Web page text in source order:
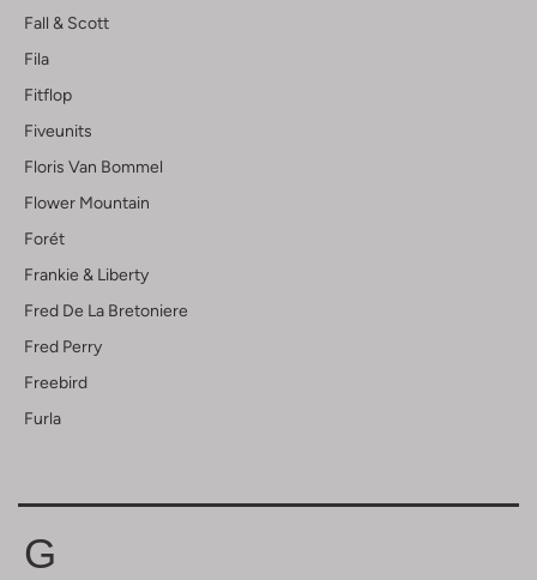
Fall & Scott
Fila
Fitflop
Fiveunits
Floris Van Bommel
Flower Mountain
Forét
Frankie & Liberty
Fred De La Bretoniere
Fred Perry
Freebird
Furla
G